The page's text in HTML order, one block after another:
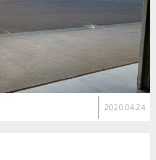
2020.04.24